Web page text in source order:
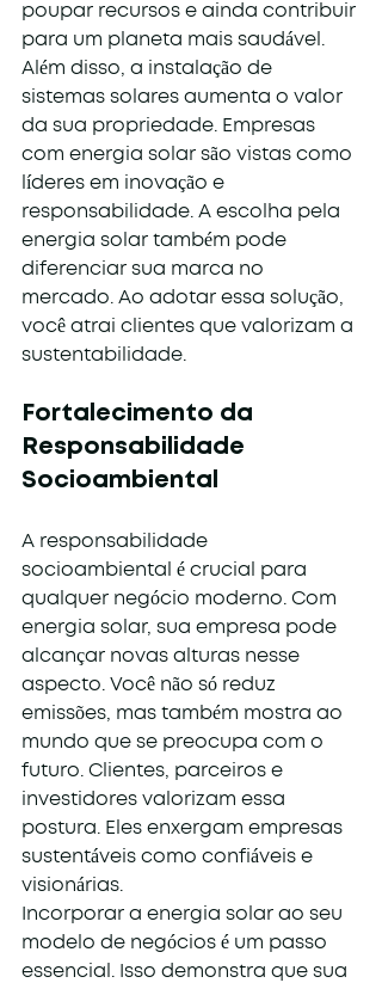
poupar recursos e ainda contribuir
para um planeta mais saudável.
Além disso, a instalação de
sistemas solares aumenta o valor
da sua propriedade. Empresas
com energia solar são vistas como
líderes em inovação e
responsabilidade. A escolha pela
energia solar também pode
diferenciar sua marca no
mercado. Ao adotar essa solução,
você atrai clientes que valorizam a
sustentabilidade.
Fortalecimento da
Responsabilidade
Socioambiental
A responsabilidade
socioambiental é crucial para
qualquer negócio moderno. Com
energia solar, sua empresa pode
alcançar novas alturas nesse
aspecto. Você não só reduz
emissões, mas também mostra ao
mundo que se preocupa com o
futuro. Clientes, parceiros e
investidores valorizam essa
postura. Eles enxergam empresas
sustentáveis como confiáveis e
visionárias.
Incorporar a energia solar ao seu
modelo de negócios é um passo
essencial. Isso demonstra que sua